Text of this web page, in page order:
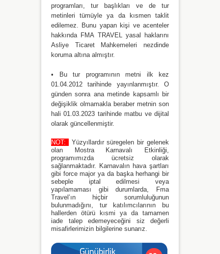
programları, tur başlıkları ve de tur
metinleri tümüyle ya da kısmen taklit
edilemez. Bunu yapan kişi ve acenteler
hakkında FMA TRAVEL yasal haklarını
Asliye Ticaret Mahkemeleri nezdinde
koruma altına almıştır.
• Bu tur programının metni ilk kez
01.04.2012 tarihinde yayınlanmıştır. O
günden sonra ana metinde kapsamlı bir
değişiklik olmamakla beraber metnin son
hali 01.03.2023 tarihinde matbu ve dijital
olarak güncellenmiştir.
NOT:
Yüzyıllardır süregelen bir gelenek
olan Mostra Karnavalı Etkinliği,
programımızda ücretsiz olarak
sağlanmaktadır. Karnavalın hava şartları
gibi force major ya da başka herhangi bir
sebeple iptal edilmesi veya
yapılamaması gibi durumlarda, Fma
Travel’ın hiçbir sorumluluğunun
bulunmadığını, tur katılımcılarının bu
hallerden ötürü kısmi ya da tamamen
iade talep edemeyeceğini siz değerli
misafirlerimizin bilgilerine sunarız.